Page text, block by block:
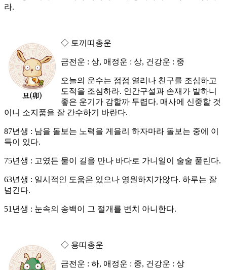
라.
◇ 토끼띠총운
금전운 : 상, 애정운 : 상, 건강운 : 중
오늘의 운수는 점점 열리나 친구를 조심하고
도적을 조심하라. 인간구설과 손재가 발하니
좋은 운기가 감할까 두렵다. 매사에 신중할 것
이니 소지품을 잘 간수하기 바란다.
87년생 : 남을 돌보는 노력을 게을리 하자마라 돌보는 중에 이
득이 있다.
75년생 : 고였든 물이 길을 만나 바다로 가니일이 술술 풀린다.
63년생 : 일시적인 도움은 있으나 영원하지가않다. 하루는 잘
넘긴다.
51년생 : 눈속의 송백이 그 절개를 변치 아니한다.
◇ 용띠총운
금전운 : 하, 애정운 : 중, 건강운 : 상